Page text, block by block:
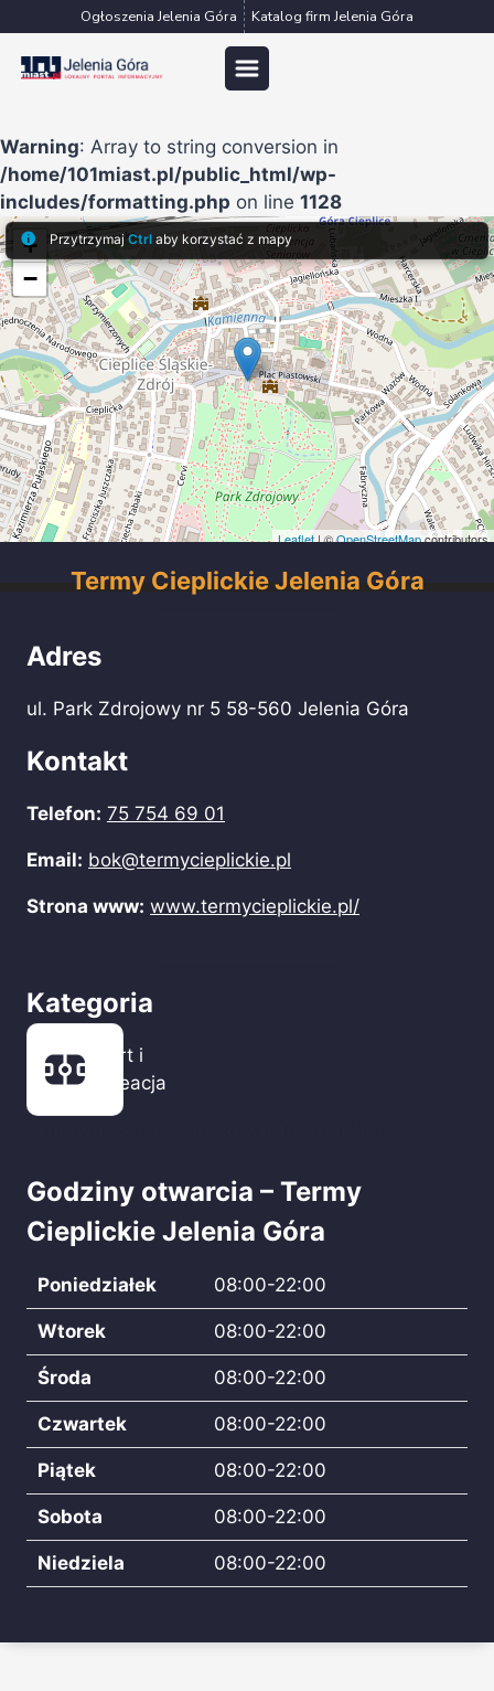
do
treści
Ogłoszenia Jelenia Góra Katalog firm Jelenia Góra
Warning: Array to string conversion in
/home/101miast.pl/public_html/wp-
includes/formatting.php on line 1128
+
−
Leaflet| ©OpenStreetMapcontributors
PrzytrzymajCtrl aby korzystać z mapy
Termy Cieplickie Jelenia Góra
Adres
ul. Park Zdrojowy nr 5 58-560 Jelenia Góra
Kontakt
Telefon: 75 754 69 01
Email: bok@termycieplickie.pl
Strona www: www.termycieplickie.pl/
Kategoria
Sport i
rekreacja
Godziny otwarcia – Termy
Cieplickie Jelenia Góra
Poniedziałek 08:00-22:00
Wtorek 08:00-22:00
Środa 08:00-22:00
Czwartek 08:00-22:00
Piątek 08:00-22:00
Sobota 08:00-22:00
Niedziela 08:00-22:00